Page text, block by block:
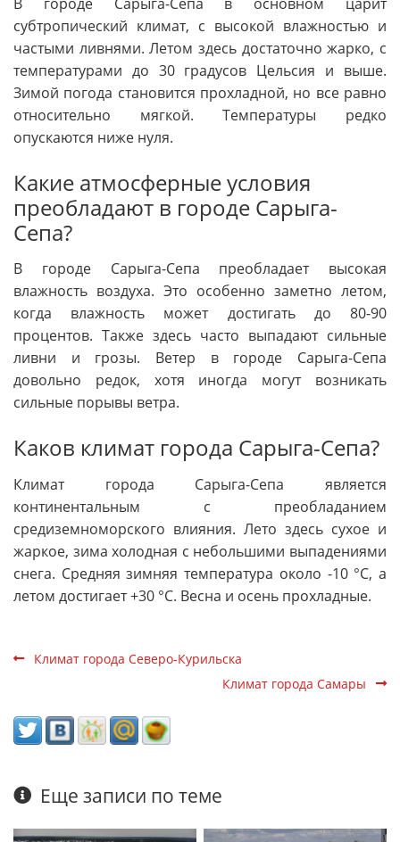
субтропический климат, с высокой влажностью и
частыми ливнями. Летом здесь достаточно жарко, с
температурами до 30 градусов Цельсия и выше.
Зимой погода становится прохладной, но все равно
относительно мягкой. Температуры редко
опускаются ниже нуля.
Какие атмосферные условия
преобладают в городе Сарыга-
Сепа?
В городе Сарыга-Сепа преобладает высокая
влажность воздуха. Это особенно заметно летом,
когда влажность может достигать до 80-90
процентов. Также здесь часто выпадают сильные
ливни и грозы. Ветер в городе Сарыга-Сепа
довольно редок, хотя иногда могут возникать
сильные порывы ветра.
Каков климат города Сарыга-Сепа?
Климат города Сарыга-Сепа является
континентальным с преобладанием
средиземноморского влияния. Лето здесь сухое и
жаркое, зима холодная с небольшими выпадениями
снега. Средняя зимняя температура около -10 °C, а
летом достигает +30 °C. Весна и осень прохладные.
Климат города Северо-Курильска
Климат города Самары
Еще записи по теме